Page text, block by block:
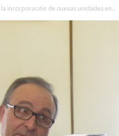
la incorporación de nuevas unidades en...